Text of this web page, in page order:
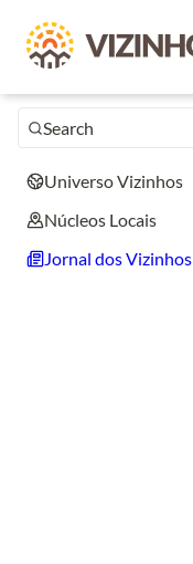
Search
Universo Vizinhos
Núcleos Locais
Jornal dos Vizinhos